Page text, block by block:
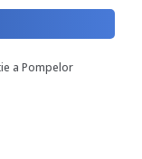
a Pompelor